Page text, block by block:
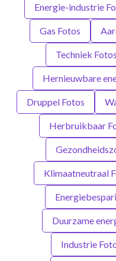
Energie-industrie
Gas Fotos
Techniek Fotos
Hernieuwbare
Druppel Fotos
Herbruikbaar
Klimaatneutraal
Duurzame
Industrie